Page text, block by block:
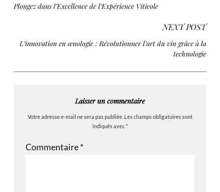
Plongez dans l’Excellence de l’Expérience Viticole
NEXT POST
L’innovation en œnologie : Révolutionner l’art du vin grâce à la
technologie
Laisser un commentaire
Votre adresse e-mail ne sera pas publiée. Les champs obligatoires sont
indiqués avec*
Commentaire*